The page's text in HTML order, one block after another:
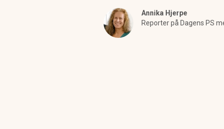
Annika Hjerpe
Reporter på Dagens PS